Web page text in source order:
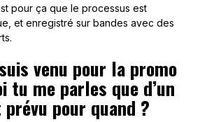
pour ça que le processus est
et enregistré sur bandes avec des
venu pour la promo
tu me parles que d’un
prévu pour quand ?